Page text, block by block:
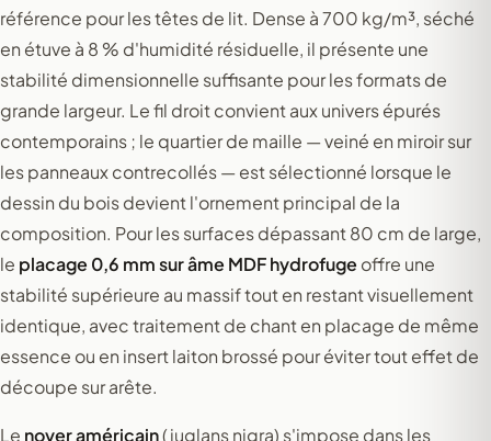
référence pour les têtes de lit. Dense à 700 kg/m³, séché
en étuve à 8 % d'humidité résiduelle, il présente une
stabilité dimensionnelle suffisante pour les formats de
grande largeur. Le fil droit convient aux univers épurés
contemporains ; le quartier de maille — veiné en miroir sur
les panneaux contrecollés — est sélectionné lorsque le
dessin du bois devient l'ornement principal de la
composition. Pour les surfaces dépassant 80 cm de large,
le placage 0,6 mm sur âme MDF hydrofuge offre une
stabilité supérieure au massif tout en restant visuellement
identique, avec traitement de chant en placage de même
essence ou en insert laiton brossé pour éviter tout effet de
découpe sur arête.
Le noyer américain(juglans nigra) s'impose dans les